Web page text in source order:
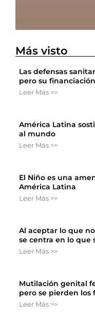
Más visto
Las defensas
pero su
Leer Más >>
América Latina
al mundo
Leer Más >>
El Niño es una
América Latina
Leer Más >>
Al aceptar lo que
se centra en lo que
Leer Más >>
Mutilación genital
pero se pierden los
Leer Más >>